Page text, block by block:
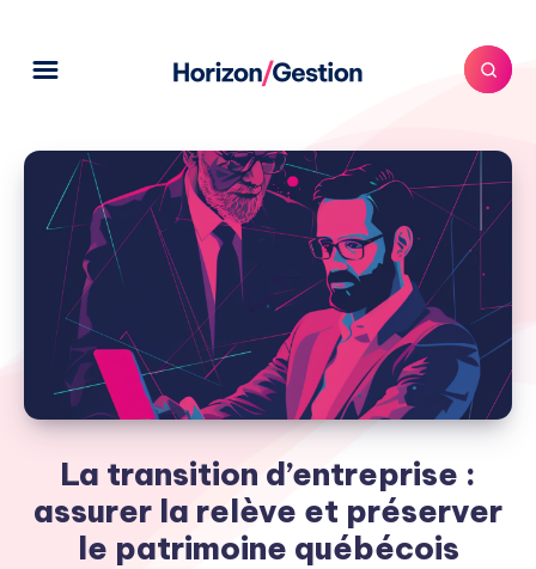
La transition d’entreprise :
assurer la relève et préserver
le patrimoine québécois